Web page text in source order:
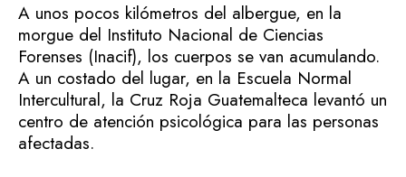
A unos pocos kilómetros del albergue, en la
morgue del Instituto Nacional de Ciencias
Forenses (Inacif), los cuerpos se van acumulando.
A un costado del lugar, en la Escuela Normal
Intercultural, la Cruz Roja Guatemalteca levantó un
centro de atención psicológica para las personas
afectadas.